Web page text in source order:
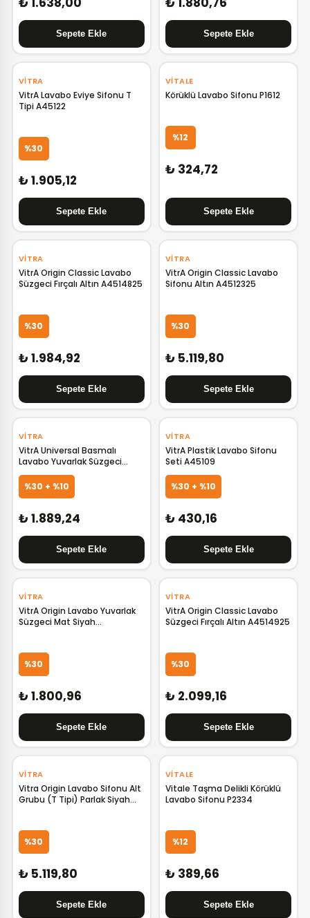
VITRA
VitrA Lavabo Eviye Sifonu T
Tipi A45122
%30
₺ 1.905,12
VITALE
Körüklü Lavabo Sifonu P1612
%12
₺ 324,72
VITRA
VitrA Origin Classic Lavabo
Süzgeci Fırçalı Altın A4514825
%30
₺ 1.984,92
VITRA
VitrA Origin Classic Lavabo
Sifonu Altın A4512325
%30
₺ 5.119,80
VITRA
VitrA Universal Basmalı
Lavabo Yuvarlak Süzgeci
Parlak Siyah A4514939
%30 + %10
₺ 1.889,24
VITRA
VitrA Plastik Lavabo Sifonu
Seti A45109
%30 + %10
₺ 430,16
VITRA
VitrA Origin Lavabo Yuvarlak
Süzgeci Mat Siyah
%30
₺ 1.800,96
VITRA
VitrA Origin Classic Lavabo
Süzgeci Fırçalı Altın A4514925
%30
₺ 2.099,16
VITRA
Vitra Origin Lavabo Sifonu Alt
Grubu (T Tipi) Parlak Siyah
%30
₺ 5.119,80
VITALE
Vitale Taşma Delikli Körüklü
Lavabo Sifonu P2334
%12
₺ 389,66